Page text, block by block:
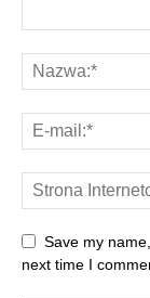
Save my
next time I